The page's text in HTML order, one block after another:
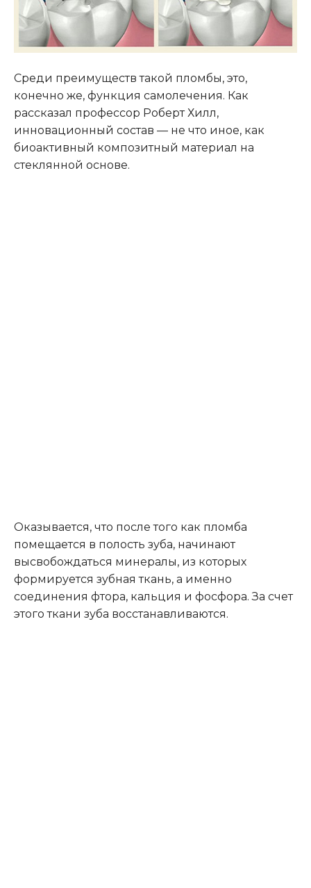
Среди преимуществ такой пломбы, это,
конечно же, функция самолечения. Как
рассказал профессор Роберт Хилл,
инновационный состав — не что иное, как
биоактивный композитный материал на
стеклянной основе.
Оказывается, что после того как пломба
помещается в полость зуба, начинают
высвобождаться минералы, из которых
формируется зубная ткань, а именно
соединения фтора, кальция и фосфора. За счет
этого ткани зуба восстанавливаются.